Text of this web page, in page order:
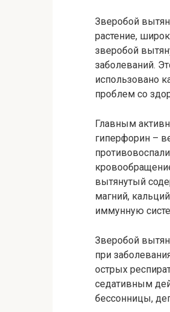
Зверобой
растение,
зверобой
заболеваний.
использовано
проблем со
Главным
гиперфорин –
вытянутый
магний,
иммунную
Зверобой
при
острых
седативным
бессонницы,